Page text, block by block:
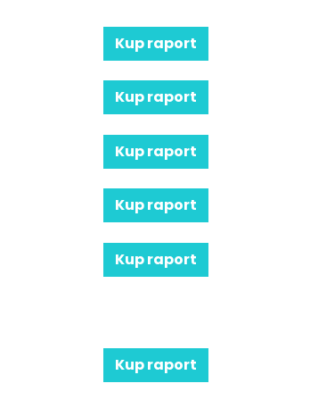
Kup raport
Kup raport
Kup raport
Kup raport
Kup raport
Kup raport